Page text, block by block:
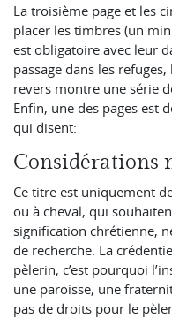
La troisième page et les
placer les timbres (un
est obligatoire avec leur
passage dans les
revers montre une série
Enfin, une des pages est
qui disent:
Considérations
Ce titre est uniquement
ou à cheval, qui
signification chrétienne,
de recherche. La
pèlerin; c’est pourquoi
une paroisse, une
pas de droits pour le